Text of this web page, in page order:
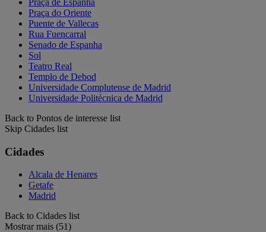
Praça do Oriente
Puente de Vallecas
Rua Fuencarral
Senado de Espanha
Sol
Teatro Real
Templo de Debod
Universidade Complutense de Madrid
Universidade Politécnica de Madrid
Back to Pontos de interesse list
Skip Cidades list
Cidades
Alcala de Henares
Getafe
Madrid
Back to Cidades list
Mostrar mais (51)